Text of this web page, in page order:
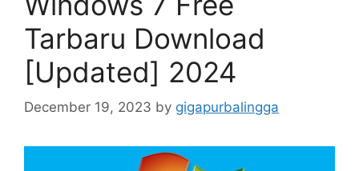
Tarbaru Download
[Updated] 2024
December 19, 2023 by gigapurbalingga